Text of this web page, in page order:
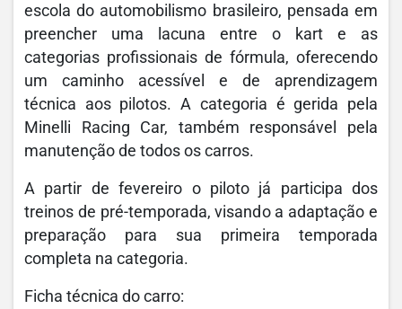
escola do automobilismo brasileiro, pensada em
preencher uma lacuna entre o kart e as
categorias profissionais de fórmula, oferecendo
um caminho acessível e de aprendizagem
técnica aos pilotos. A categoria é gerida pela
Minelli Racing Car, também responsável pela
manutenção de todos os carros.
A partir de fevereiro o piloto já participa dos
treinos de pré-temporada, visando a adaptação e
preparação para sua primeira temporada
completa na categoria.
Ficha técnica do carro: